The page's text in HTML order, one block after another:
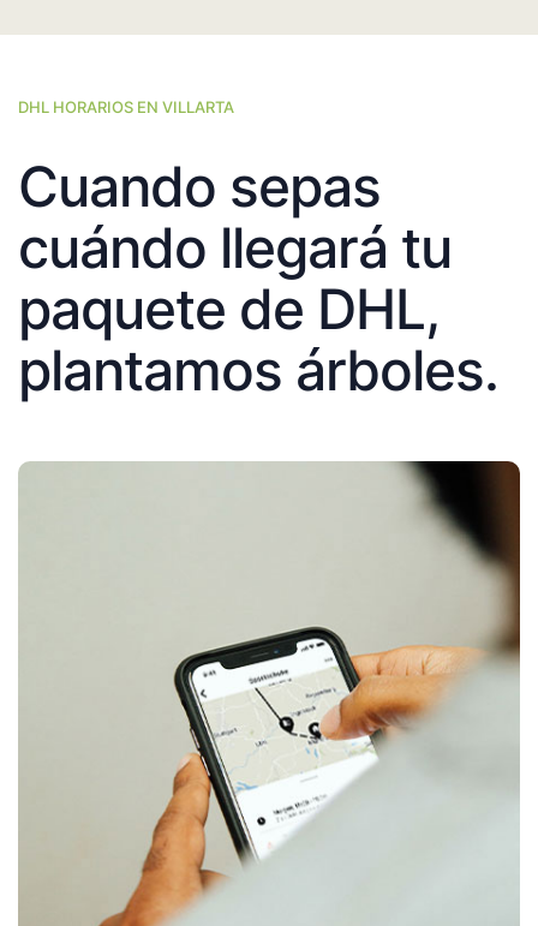
DHL HORARIOS EN VILLARTA
Cuando sepas
cuándo llegará tu
paquete de DHL,
plantamos árboles.